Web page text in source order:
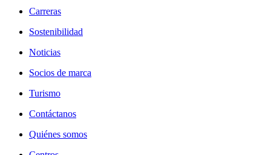
Carreras
Sostenibilidad
Noticias
Socios de marca
Turismo
Contáctanos
Quiénes somos